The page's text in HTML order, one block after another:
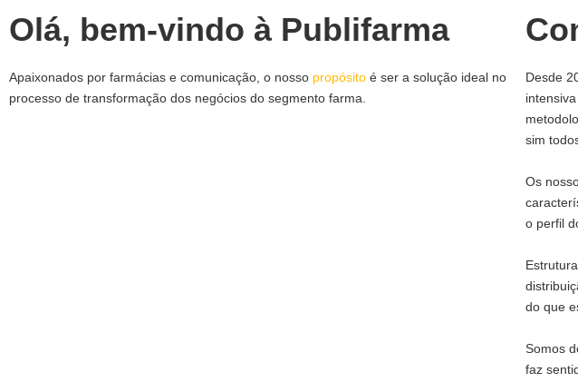
Olá, bem-vindo à Publifarma
Apaixonados por farmácias e comunicação, o nosso propósito é ser a solução ideal no
processo de transformação dos negócios do segmento farma.
Desde
sim
Os
o perfil
do que
Somos
faz